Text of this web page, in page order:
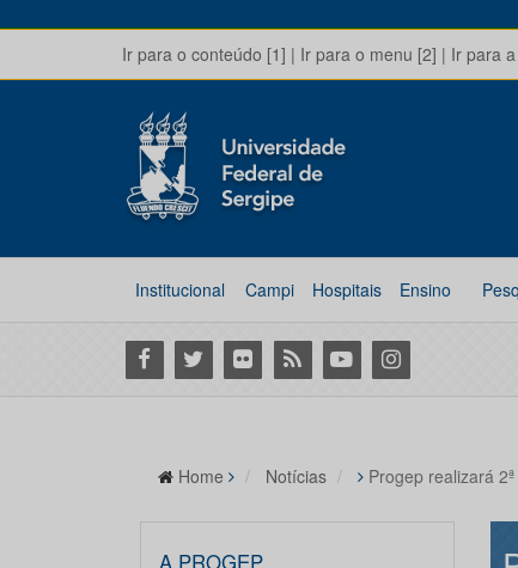
Ir para o conteúdo [1] | Ir para o menu [2] | Ir para
Institucional Campi Hospitais Ensino
Facebook
Twitter Flickr RSS YoutubeInstagram
Home Notícias Progep realizará
A PROGEP